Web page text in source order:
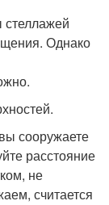
стеллажей
Однако
сооружаете
расстояние
не
считается